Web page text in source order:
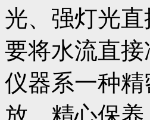
光、强灯光
要将水流直
仪器系一种